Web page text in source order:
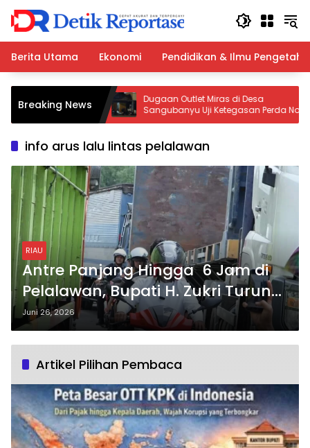
Langsung
konten
Berita Utama
Ekonomi Pendidikan & Ilmu
Breaking News
Perkuat
Dugaan Outlet Miras di Desa
Sangubanyu Uji Ketegasan Perda Nol
Persen, Bagaimana Tindak Lanjutnya?
info arus lalu lintas pelalawan
RIAU
Antre Panjang Hingga 6 Jam di
Pelalawan, Bupati H. Zukri Turun
Lansung Kelapangan, Langkah
Apa yang di Ambil untuk Stop
Juni 26, 2026
Artikel Pilihan Pembaca